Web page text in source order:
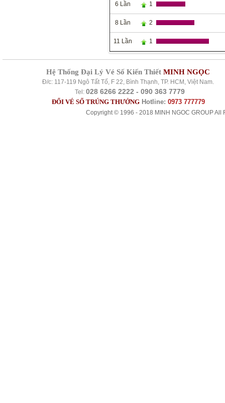
6 Lần 1
8 Lần 2
11 Lần 1
Hệ Thống Đại Lý Vé Số Kiến Thiết MINH NGỌC
Đ/c: 117-119 Ngô Tất Tố, F 22, Bình Thạnh, TP. HCM, Việt Nam.
Tel: 028 6266 2222 - 090 363 7779
ĐỔI VÉ SỐ TRÚNG THƯỞNGHotline: 0973 777779
Copyright © 1996 - 2018 MINH NGOC GROUP All